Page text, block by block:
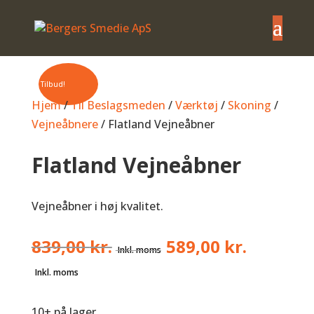
Tilbud!
Hjem/Til Beslagsmeden /Værktøj / Skoning /
Vejneåbnere/ Flatland Vejneåbner
Flatland Vejneåbner
Vejneåbner i høj kvalitet.
839,00kr. Den
589,00 kr.
Den
pris